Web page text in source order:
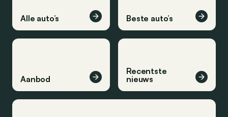
Alle auto’s Beste auto’s
Aanbod
Recentste
nieuws